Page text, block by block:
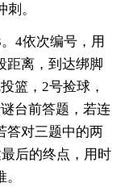
。
4依次编号，用
距离，到达绑脚
篮，2号捡球，
台前答题，若连
答对三题中的两
后的终点，用时